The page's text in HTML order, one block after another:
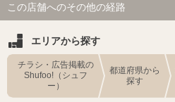
この店舗へのその他の経路
エリアから探す
チラシ・広告掲載の
Shufoo!（シュフ
ー）
都道府県から
探す